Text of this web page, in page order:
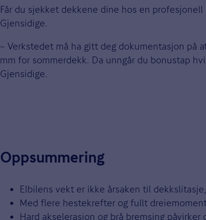
Får du sjekket dekkene dine hos en
Gjensidige.
– Verkstedet må ha gitt deg dokumentasjon på
mm for sommerdekk. Da unngår du bonustap
Gjensidige.
Oppsummering
Elbilens vekt er ikke årsaken til
Med flere hestekrefter og fullt
Hard akselerasjon og brå bremsing påvirker